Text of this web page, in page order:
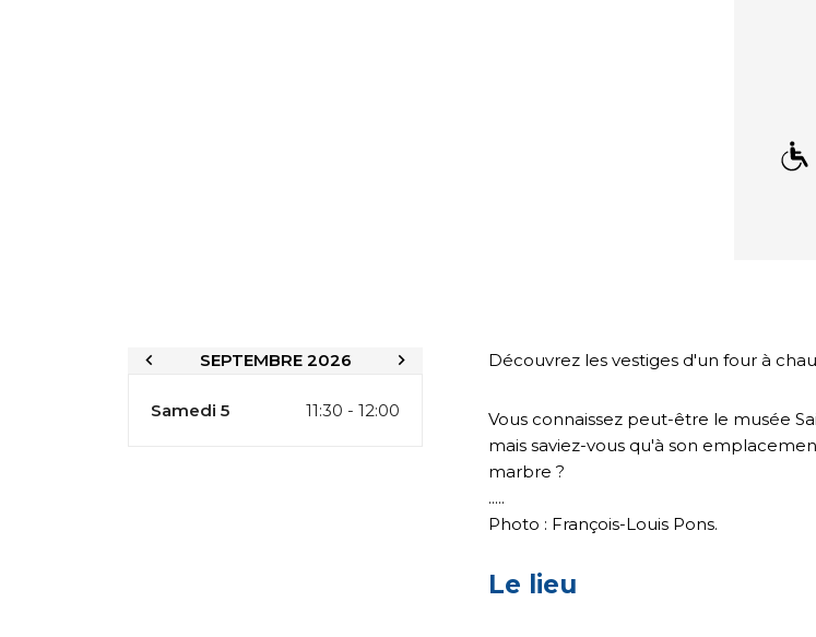
SEPTEMBRE 2026
Samedi 5 11:30 - 12:00
Découvrez les vestiges d'un four à
Vous connaissez peut-être le musée
mais saviez-vous qu'à son
marbre ?
.....
Photo : François-Louis Pons.
Le lieu